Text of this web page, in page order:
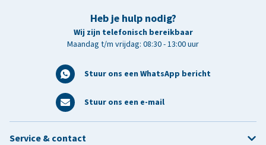
Heb je hulp nodig?
Wij zijn telefonisch bereikbaar
Maandag t/m vrijdag: 08:30 - 13:00 uur
Stuur ons een WhatsApp bericht
Stuur ons een e-mail
Service & contact